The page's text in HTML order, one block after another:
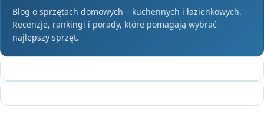
Blog o sprzętach domowych – kuchennych i łazienkowych.
Recenzje, rankingi i porady, które pomagają wybrać
najlepszy sprzęt.